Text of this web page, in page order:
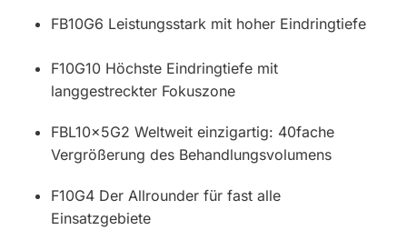
FB10G6 Leistungsstark mit hoher Eindringtiefe
F10G10 Höchste Eindringtiefe mit
langgestreckter Fokuszone
FBL10x5G2 Weltweit einzigartig: 40fache
Vergrößerung des Behandlungsvolumens
F10G4 Der Allrounder für fast alle
Einsatzgebiete